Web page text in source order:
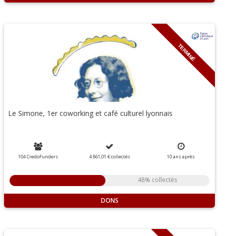
TERMINÉ
Le Simone, 1er coworking et café culturel lyonnais
104 CredoFunders 4 861,01 €collectés 10ansaprès
48% collectés
DONS